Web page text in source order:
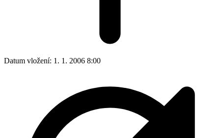
Datum vložení: 1. 1. 2006 8:00